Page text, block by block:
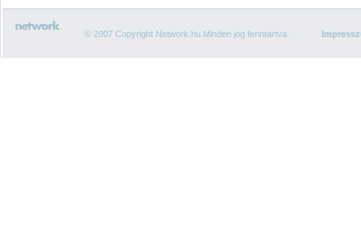
© 2007 Copyright Network.hu Minden jog fenntartva.